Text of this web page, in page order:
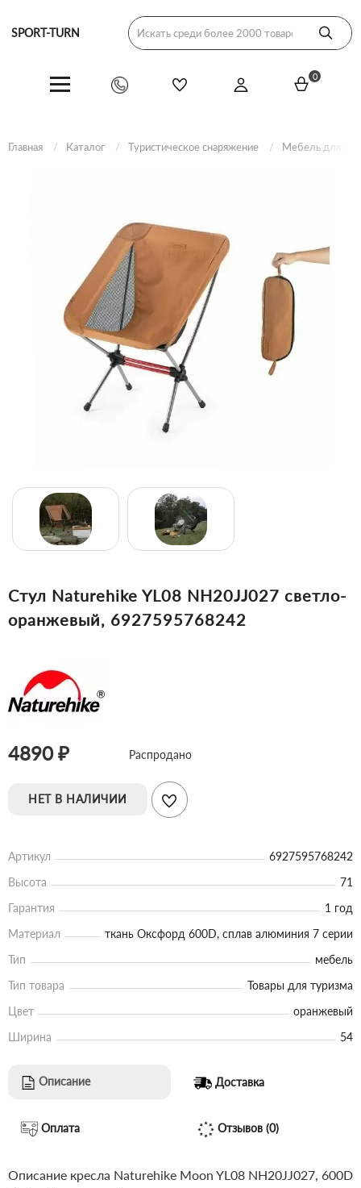
SPORT-TURN
0
Главная Каталог Туристическое снаряжение Мебель для
Стул Naturehike YL08 NH20JJ027 светло-
оранжевый, 6927595768242
4890 ₽ Распродано
НЕТ В НАЛИЧИИ
Артикул
6927595768242
Высота
71
Гарантия
1 год
Материал
ткань Оксфорд 600D, сплав алюминия 7 серии
Тип
мебель
Тип товара
Товары для туризма
Цвет
оранжевый
Ширина
54
Описание Доставка
Оплата Отзывов (0)
Описание кресла Naturehike Moon YL08 NH20JJ027, 600D